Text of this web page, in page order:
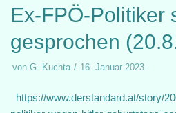
Ex-FPÖ-Politiker
gesprochen
von G. Kuchta 16. Januar 2023
https://www.derstandard.at/story/